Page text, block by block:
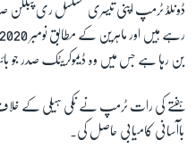
ڈونلڈ ٹرمپ اپنی تیسری مسلسل ری پبلکن
بن رہا ہے جس میں وہ ڈیموکریٹک صدر جو
ہفتے کی رات ٹرمپ نے نکی ہیلی کے خلاف
باآسانی کامیابی حاصل کی۔